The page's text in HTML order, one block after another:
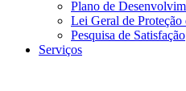
Plano de
Lei Geral de Proteção
Pesquisa de Satisfação
Serviços